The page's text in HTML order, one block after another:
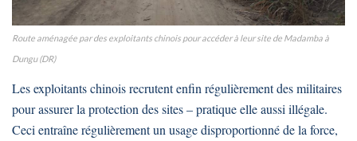
Route aménagée par des exploitants chinois pour accéder à leur site de Madamba à
Dungu (DR)
Les exploitants chinois recrutent enfin régulièrement des militaires
pour assurer la protection des sites – pratique elle aussi illégale.
Ceci entraîne régulièrement un usage disproportionné de la force,